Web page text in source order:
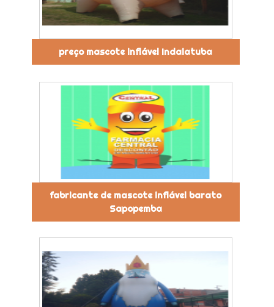
preço mascote inflável Indaiatuba
fabricante de mascote inflável barato
Sapopemba